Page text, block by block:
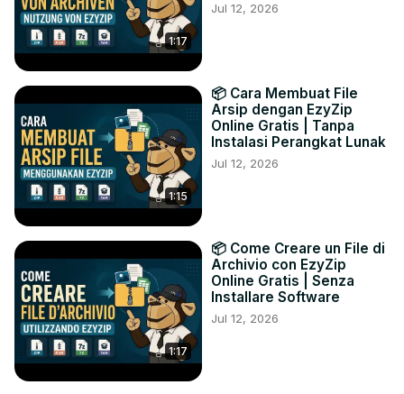
1:17
Jul 12, 2026
1:15
📦 Cara Membuat File
Arsip dengan EzyZip
Online Gratis | Tanpa
Instalasi Perangkat Lunak
Jul 12, 2026
1:17
📦 Come Creare un File di
Archivio con EzyZip
Online Gratis | Senza
Installare Software
Jul 12, 2026